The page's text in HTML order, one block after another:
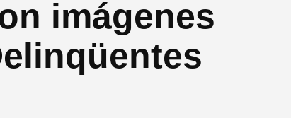
imágenes